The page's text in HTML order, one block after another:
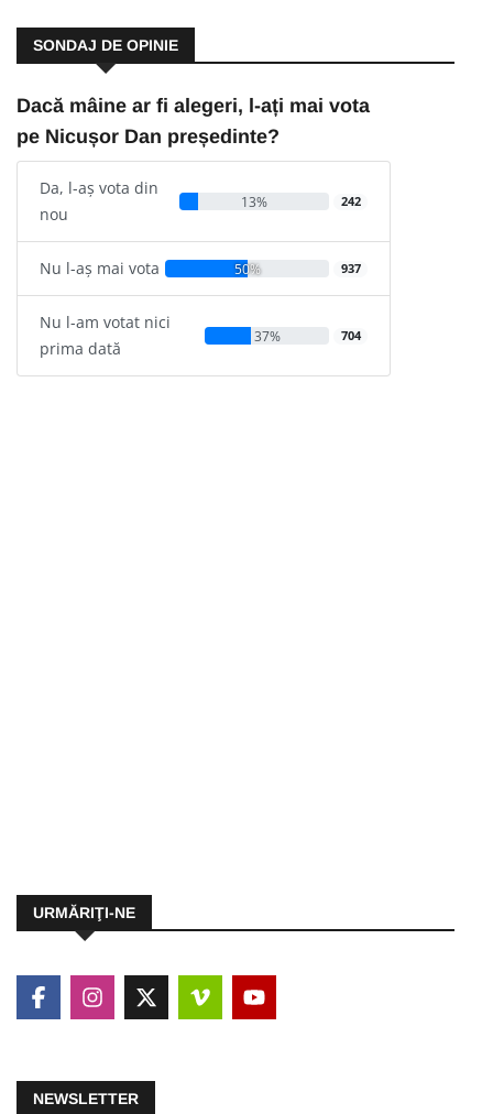
SONDAJ DE OPINIE
Dacă mâine ar fi alegeri, l-ați mai vota
pe Nicușor Dan președinte?
Da, l-aș vota din
nou
13% 242
Nu l-aș mai vota 50% 937
Nu l-am votat nici
prima dată
37% 704
URMĂRIŢI-NE
NEWSLETTER